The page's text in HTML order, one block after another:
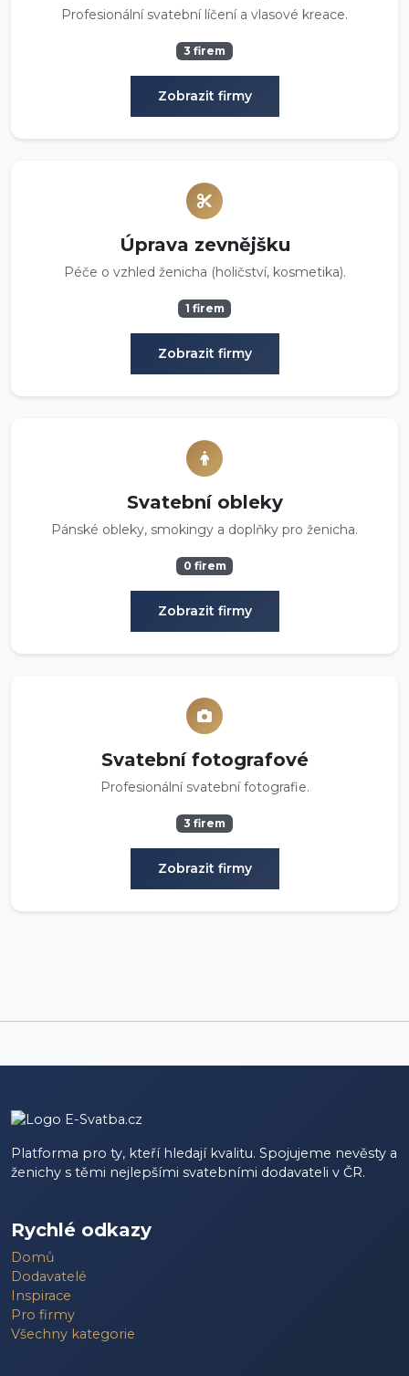
Profesionální svatební líčení a vlasové kreace.
3 firem
Zobrazit firmy
Úprava zevnějšku
Péče o vzhled ženicha (holičství, kosmetika).
1 firem
Zobrazit firmy
Svatební obleky
Pánské obleky, smokingy a doplňky pro ženicha.
0 firem
Zobrazit firmy
Svatební fotografové
Profesionální svatební fotografie.
3 firem
Zobrazit firmy
Platforma pro ty, kteří hledají kvalitu. Spojujeme nevěsty a
ženichy s těmi nejlepšími svatebními dodavateli v ČR.
Rychlé odkazy
Domů
Dodavatelé
Inspirace
Pro firmy
Všechny kategorie